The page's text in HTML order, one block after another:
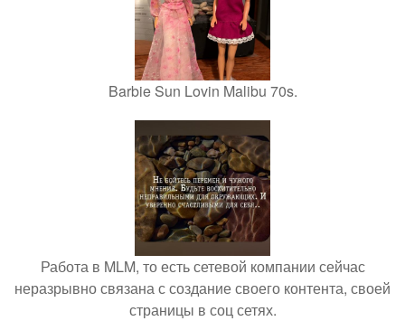
Barbie Sun Lovin Malibu 70s.
Работа в MLM, то есть сетевой компании сейчас
неразрывно связана с создание своего контента, своей
страницы в соц сетях.